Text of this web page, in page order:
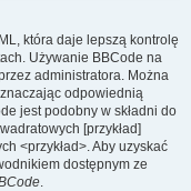
która daje lepszą kontrolę
Używanie BBCode na
administratora. Można
odpowiednią
jest podobny w składni do
[przykład]
<przykład>. Aby uzyskać
dostępnym ze
.